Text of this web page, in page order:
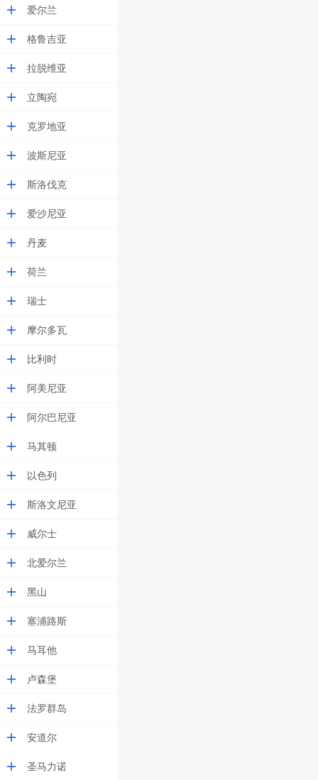
爱尔兰
格鲁吉亚
拉脱维亚
立陶宛
克罗地亚
波斯尼亚
斯洛伐克
爱沙尼亚
丹麦
荷兰
瑞士
摩尔多瓦
比利时
阿美尼亚
阿尔巴尼亚
马其顿
以色列
斯洛文尼亚
威尔士
北爱尔兰
黑山
塞浦路斯
马耳他
卢森堡
法罗群岛
安道尔
圣马力诺